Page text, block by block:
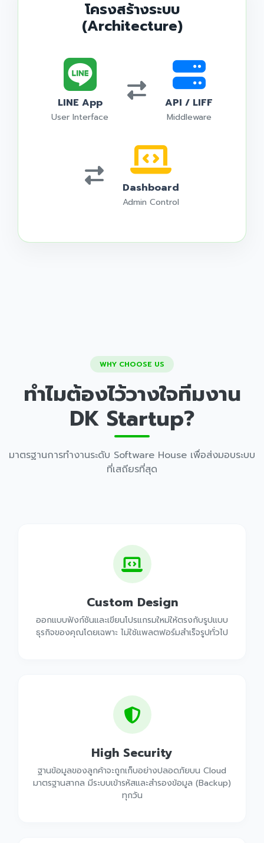
โครงสร้างระบบ
(Architecture)
LINE App
User Interface
API / LIFF
Middleware
Dashboard
Admin Control
WHY CHOOSE US
ทำไมต้องไว้วางใจทีมงาน
DK Startup?
มาตรฐานการทำงานระดับ Software House เพื่อส่งมอบระบบ
ที่เสถียรที่สุด
Custom Design
ออกแบบฟังก์ชันและเขียนโปรแกรมใหม่ให้ตรงกับรูปแบบ
ธุรกิจของคุณโดยเฉพาะ ไม่ใช้แพลตฟอร์มสำเร็จรูปทั่วไป
High Security
ฐานข้อมูลของลูกค้าจะถูกเก็บอย่างปลอดภัยบน Cloud
มาตรฐานสากล มีระบบเข้ารหัสและสำรองข้อมูล (Backup)
ทุกวัน